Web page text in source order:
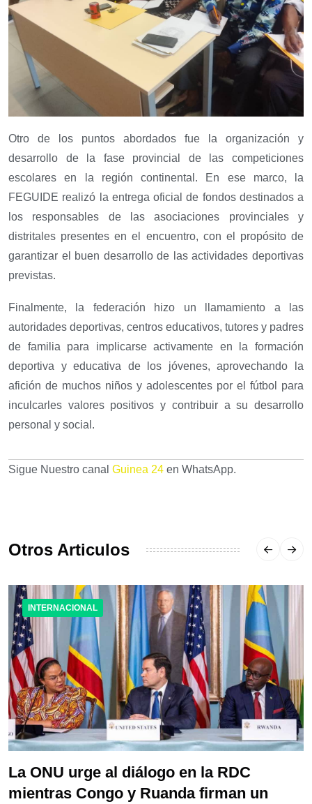
Otro de los puntos abordados fue la organización y
desarrollo de la fase provincial de las competiciones
escolares en la región continental. En ese marco, la
FEGUIDE realizó la entrega oficial de fondos destinados a
los responsables de las asociaciones provinciales y
distritales presentes en el encuentro, con el propósito de
garantizar el buen desarrollo de las actividades deportivas
previstas.
Finalmente, la federación hizo un llamamiento a las
autoridades deportivas, centros educativos, tutores y padres
de familia para implicarse activamente en la formación
deportiva y educativa de los jóvenes, aprovechando la
afición de muchos niños y adolescentes por el fútbol para
inculcarles valores positivos y contribuir a su desarrollo
personal y social.
Sigue Nuestro canal Guinea 24 en WhatsApp.
Otros Articulos
INTERNACIONAL
La ONU urge al diálogo en la RDC
mientras Congo y Ruanda firman un